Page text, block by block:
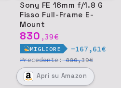
Sony FE 16mm f/1.8 G
Fisso Full-Frame E-
Mount
830 ,39€
MIGLIORE -167,61€
Precedente:880,39€
Apri su Amazon